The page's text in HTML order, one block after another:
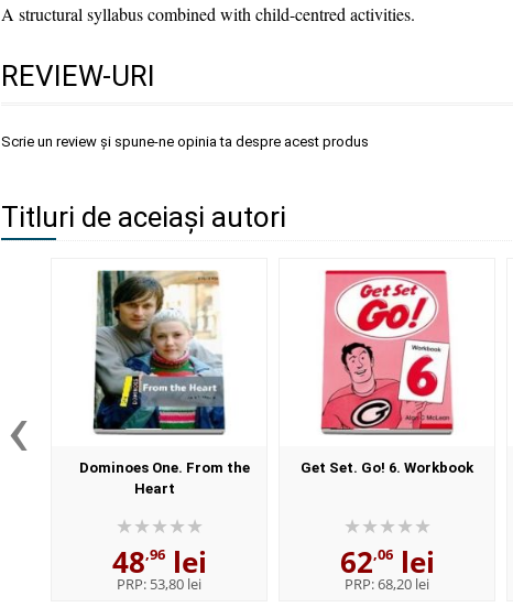
A structural syllabus combined with child-centred activities.
REVIEW-URI
Scrie un review și spune-ne opinia ta despre acest produs
Titluri de aceiași autori
‹
Dominoes One. From the
Heart
48,96lei
PRP: 53,80 lei
Get Set. Go! 6. Workbook
62,06lei
PRP:68,20 lei